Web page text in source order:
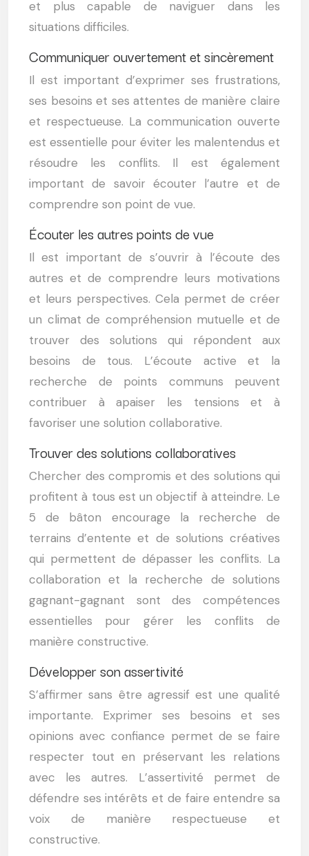
et plus capable de naviguer dans les
situations difficiles.
Communiquer ouvertement et sincèrement
Il est important d’exprimer ses frustrations,
ses besoins et ses attentes de manière claire
et respectueuse. La communication ouverte
est essentielle pour éviter les malentendus et
résoudre les conflits. Il est également
important de savoir écouter l’autre et de
comprendre son point de vue.
Écouter les autres points de vue
Il est important de s’ouvrir à l’écoute des
autres et de comprendre leurs motivations
et leurs perspectives. Cela permet de créer
un climat de compréhension mutuelle et de
trouver des solutions qui répondent aux
besoins de tous. L’écoute active et la
recherche de points communs peuvent
contribuer à apaiser les tensions et à
favoriser une solution collaborative.
Trouver des solutions collaboratives
Chercher des compromis et des solutions qui
profitent à tous est un objectif à atteindre. Le
5 de bâton encourage la recherche de
terrains d’entente et de solutions créatives
qui permettent de dépasser les conflits. La
collaboration et la recherche de solutions
gagnant-gagnant sont des compétences
essentielles pour gérer les conflits de
manière constructive.
Développer son assertivité
S’affirmer sans être agressif est une qualité
importante. Exprimer ses besoins et ses
opinions avec confiance permet de se faire
respecter tout en préservant les relations
avec les autres. L’assertivité permet de
défendre ses intérêts et de faire entendre sa
voix de manière respectueuse et
constructive.